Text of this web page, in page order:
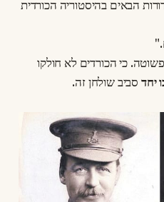
הבאים בהיסטוריה הכורדית
כי הכורדים לא חולקו
יחד סביב שולחן זה.